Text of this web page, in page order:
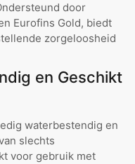
door
Eurofins Gold, biedt
zorgeloosheid
en Geschikt
waterbestendig en
slechts
voor gebruik met